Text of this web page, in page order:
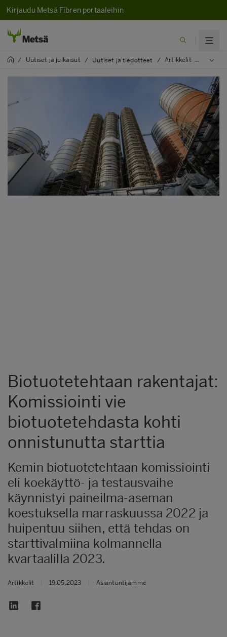
Kirjaudu Metsä Fibren portaaleihin
/ Uutiset ja julkaisut / Uutiset ja tiedotteet / Artikkelit / 2023
Biotuotetehtaan rakentajat:
Komissiointi vie
biotuotetehdasta kohti
onnistunutta starttia
Kemin biotuotetehtaan komissiointi
eli koekäyttö- ja testausvaihe
käynnistyi paineilma-aseman
koestuksella marraskuussa 2022 ja
huipentuu siihen, että tehdas on
starttivalmiina kolmannella
kvartaalilla 2023.
Artikkelit 19.05.2023 Asiantuntijamme